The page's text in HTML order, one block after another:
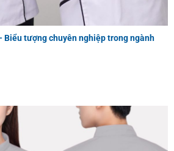
Biểu tượng chuyên nghiệp trong ngành